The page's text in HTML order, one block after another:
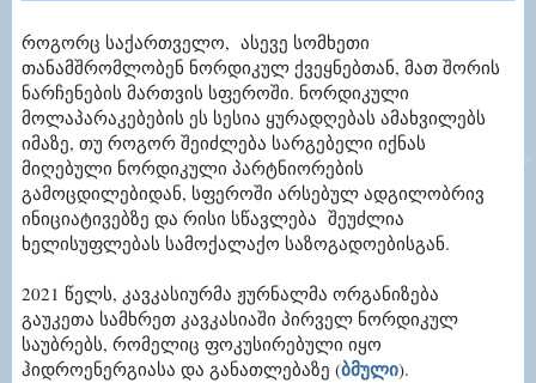
როგორც საქართველო, ასევე სომხეთი
თანამშრომლობენ ნორდიკულ ქვეყნებთან, მათ შორის
ნარჩენების მართვის სფეროში. ნორდიკული
მოლაპარაკებების ეს სესია ყურადღებას ამახვილებს
იმაზე, თუ როგორ შეიძლება სარგებელი იქნას
მიღებული ნორდიკული პარტნიორების
გამოცდილებიდან, სფეროში არსებულ ადგილობრივ
ინიციატივებზე და რისი სწავლება შეუძლია
ხელისუფლებას სამოქალაქო საზოგადოებისგან.
2021 წელს, კავკასიურმა ჟურნალმა ორგანიზება
გაუკეთა სამხრეთ კავკასიაში პირველ ნორდიკულ
საუბრებს, რომელიც ფოკუსირებული იყო
ჰიდროენერგიასა და განათლებაზე (ბმული).